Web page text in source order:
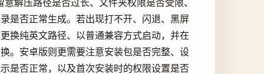
解压路径是否过长、文件夹权限是否受限、
是否正常生成。若出现打不开、闪退、黑屏
换纯英文路径、以普通兼容方式启动，并在
。安卓版则更需要注意安装包是否完整、设
是否正常，以及首次安装时的权限设置是否